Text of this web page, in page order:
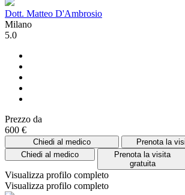
Dott. Matteo D'Ambrosio
Milano
5.0
Prezzo da
600 €
Chiedi al medico
Prenota la
Chiedi al medico
Prenota la visita
gratuita
Visualizza profilo completo
Visualizza profilo completo